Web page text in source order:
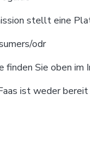
stellt eine
odr
Sie oben im
ist weder